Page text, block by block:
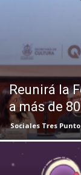
Reunirá la
a más de
Sociales Tres Punto